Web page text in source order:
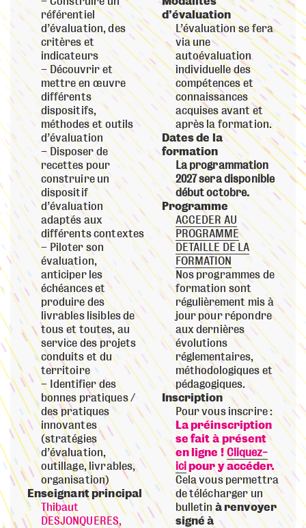
référentiel
d’évaluation, des
critères et
indicateurs
Découvrir et
mettre en œuvre
différents
dispositifs,
méthodes et outils
d’évaluation
Disposer de
recettes pour
construire un
dispositif
d’évaluation
adaptés aux
différents contextes
Piloter son
évaluation,
anticiper les
échéances et
produire des
livrables lisibles de
tous et toutes, au
service des projets
conduits et du
territoire
Identifier des
bonnes pratiques /
des pratiques
innovantes
(stratégies
d’évaluation,
outillage, livrables,
organisation)
Enseignant principal
Thibaut
DESJONQUERES,
d’évaluation
L’évaluation se fera
via une
autoévaluation
individuelle des
compétences et
connaissances
acquises avant et
après la formation.
Dates de la
formation
La programmation
2027 sera disponible
début octobre.
Programme
ACCEDER AU
PROGRAMME
DETAILLE DE LA
FORMATION
Nos programmes de
formation sont
régulièrement mis à
jour pour répondre
aux dernières
évolutions
réglementaires,
méthodologiques et
pédagogiques.
Inscription
Pour vous inscrire :
La préinscription
se fait à présent
en ligne !Cliquez-
icipour y accéder.
Cela vous permettra
de télécharger un
bulletin à renvoyer
signé à